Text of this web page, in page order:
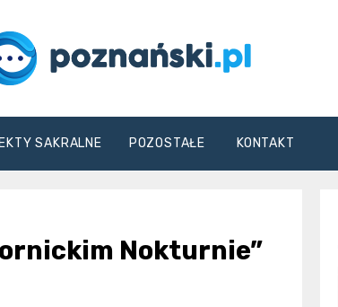
SAKRALNE POZOSTAŁE KONTAKT
Nokturnie”